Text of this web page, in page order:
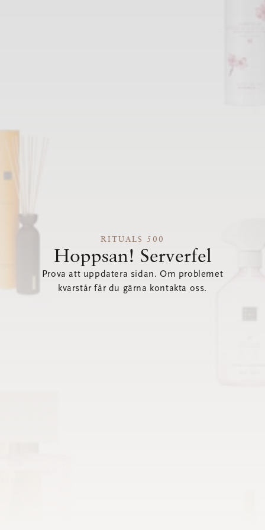
RITUALS 500
Hoppsan! Serverfel
Prova att uppdatera sidan. Om problemet
kvarstår får du gärna kontakta oss.